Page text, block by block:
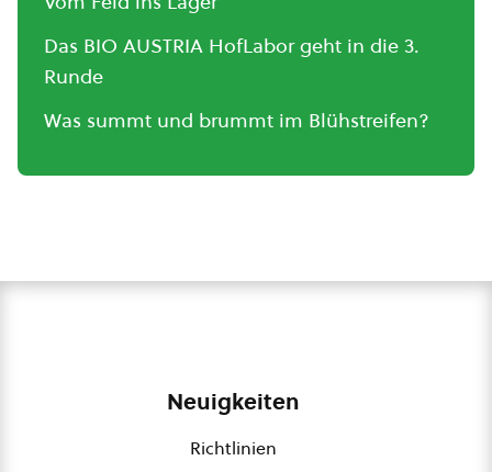
Das BIO AUSTRIA HofLabor geht in die 3.
Runde
Was summt und brummt im Blühstreifen?
Neuigkeiten
Richtlinien